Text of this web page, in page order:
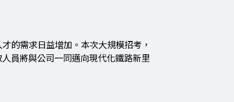
的需求日益增加。本次大規模招考，
員將與公司一同邁向現代化鐵路新里